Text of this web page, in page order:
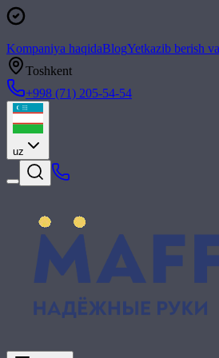
Kompaniya haqidaBlogYetkazib berish
Toshkent
+998 (71) 205-54-54
uz